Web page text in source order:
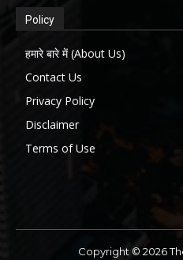
Policy
हमारे बारे में (About Us)
Contact Us
Privacy Policy
Disclaimer
Terms of Use
Copyright © 2026